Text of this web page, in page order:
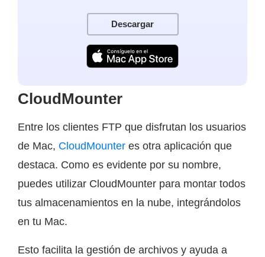
Descargar
CloudMounter
Entre los clientes FTP que disfrutan los usuarios
de Mac, CloudMounter es otra aplicación que
destaca. Como es evidente por su nombre,
puedes utilizar CloudMounter para montar todos
tus almacenamientos en la nube, integrándolos
en tu Mac.
Esto facilita la gestión de archivos y ayuda a